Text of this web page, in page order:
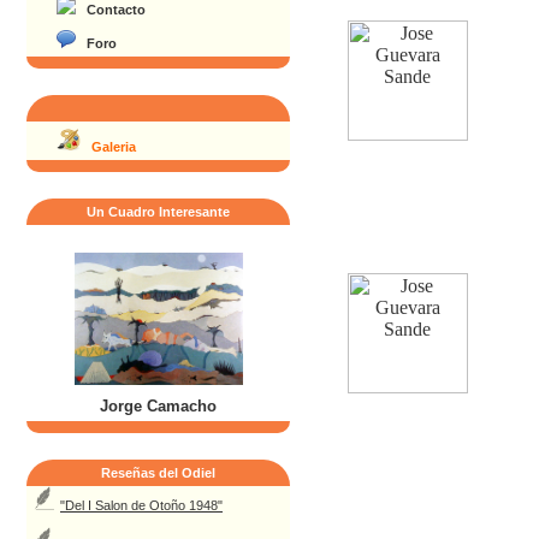
Contacto
Foro
Galeria
Un Cuadro Interesante
Jorge Camacho
Reseñas del Odiel
"Del I Salon de Otoño 1948"